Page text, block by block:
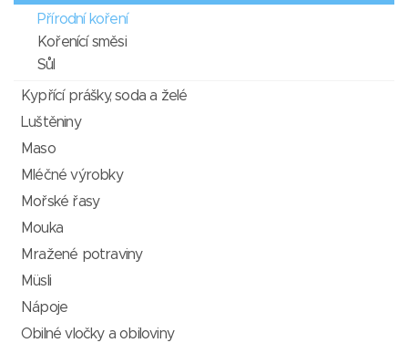
Přírodní koření
Kořenící směsi
Sůl
Kypřící prášky, soda a želé
Luštěniny
Maso
Mléčné výrobky
Mořské řasy
Mouka
Mražené potraviny
Müsli
Nápoje
Obilné vločky a obiloviny